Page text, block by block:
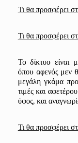
Τι θα προσφέρει
Τι θα προσφέρει
Το δίκτυο είναι
όπου αφενός μεν
μεγάλη γκάμα
τιμές και
ύφος, και α
Τι θα προσφέρει